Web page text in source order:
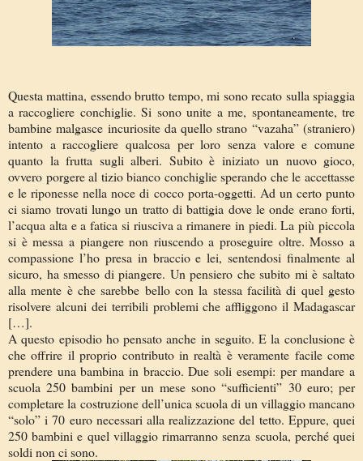
Questa mattina, essendo brutto tempo, mi sono recato sulla spiaggia
a raccogliere conchiglie. Si sono unite a me, spontaneamente, tre
bambine malgasce incuriosite da quello strano “vazaha” (straniero)
intento a raccogliere qualcosa per loro senza valore e comune
quanto la frutta sugli alberi. Subito è iniziato un nuovo gioco,
ovvero porgere al tizio bianco conchiglie sperando che le accettasse
e le riponesse nella noce di cocco porta-oggetti. Ad un certo punto
ci siamo trovati lungo un tratto di battigia dove le onde erano forti,
l’acqua alta e a fatica si riusciva a rimanere in piedi. La più piccola
si è messa a piangere non riuscendo a proseguire oltre. Mosso a
compassione l’ho presa in braccio e lei, sentendosi finalmente al
sicuro, ha smesso di piangere. Un pensiero che subito mi è saltato
alla mente è che sarebbe bello con la stessa facilità di quel gesto
risolvere alcuni dei terribili problemi che affliggono il Madagascar
[…].
A questo episodio ho pensato anche in seguito. E la conclusione è
che offrire il proprio contributo in realtà è veramente facile come
prendere una bambina in braccio. Due soli esempi: per mandare a
scuola 250 bambini per un mese sono “sufficienti” 30 euro; per
completare la costruzione dell’unica scuola di un villaggio mancano
“solo” i 70 euro necessari alla realizzazione del tetto. Eppure, quei
250 bambini e quel villaggio rimarranno senza scuola, perché quei
soldi non ci sono.